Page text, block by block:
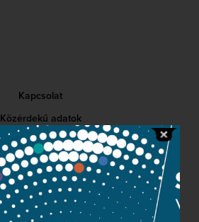
Kapcsolat
Közérdekű adatok
Sajtószoba
Adatvédelem
Impresszum